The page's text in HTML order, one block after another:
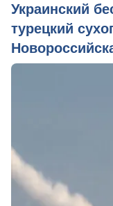
Украинский
турецкий